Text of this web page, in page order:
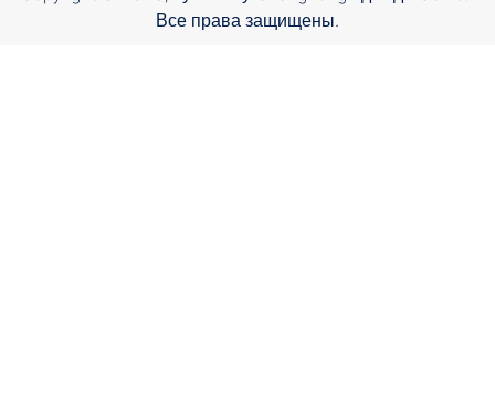
Все права защищены.